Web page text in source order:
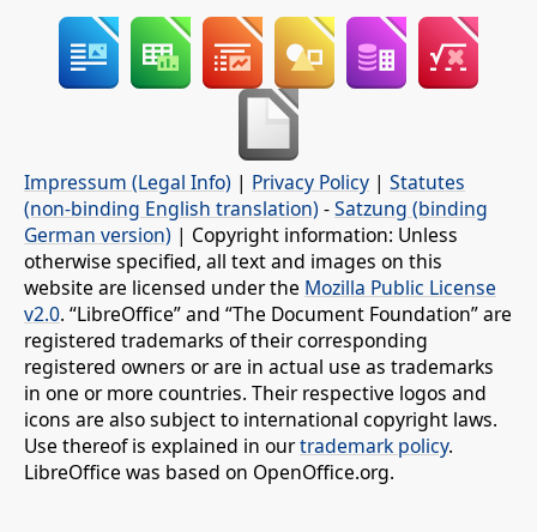
Impressum (Legal Info) | Privacy Policy | Statutes
(non-binding English translation) -Satzung (binding
German version) | Copyright information: Unless
otherwise specified, all text and images on this
website are licensed under the Mozilla Public License
v2.0. “LibreOffice” and “The Document Foundation” are
registered trademarks of their corresponding
registered owners or are in actual use as trademarks
in one or more countries. Their respective logos and
icons are also subject to international copyright laws.
Use thereof is explained in ourtrademark policy.
LibreOffice was based on OpenOffice.org.